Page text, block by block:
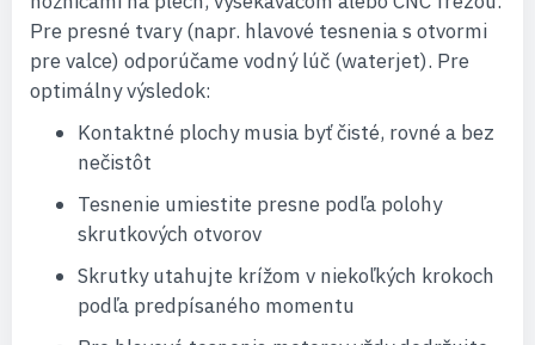
Pre presné tvary (napr. hlavové tesnenia s otvormi
pre valce) odporúčame vodný lúč (waterjet). Pre
optimálny výsledok:
Kontaktné plochy musia byť čisté, rovné a bez
nečistôt
Tesnenie umiestite presne podľa polohy
skrutkových otvorov
Skrutky utahujte krížom v niekoľkých krokoch
podľa predpísaného momentu